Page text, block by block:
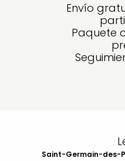
Envío
Paquete
Saint-Germain-des-